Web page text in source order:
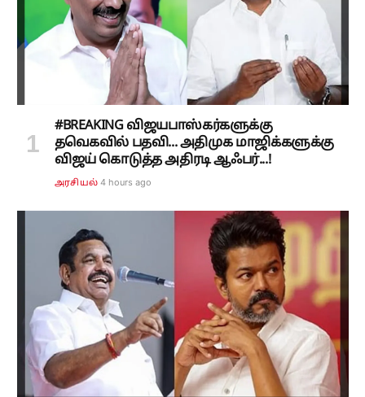
#BREAKING விஜயபாஸ்கர்களுக்கு
தவெகவில் பதவி... அதிமுக மாஜிக்களுக்கு
விஜய் கொடுத்த அதிரடி ஆஃபர்...!
அரசியல் 4 hours ago